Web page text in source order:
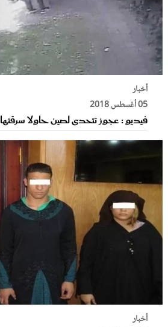
أخبار
05 أغسطس 2018
فيديو : عجوز تتحدى لصين حاولا سرقتها
أخبار